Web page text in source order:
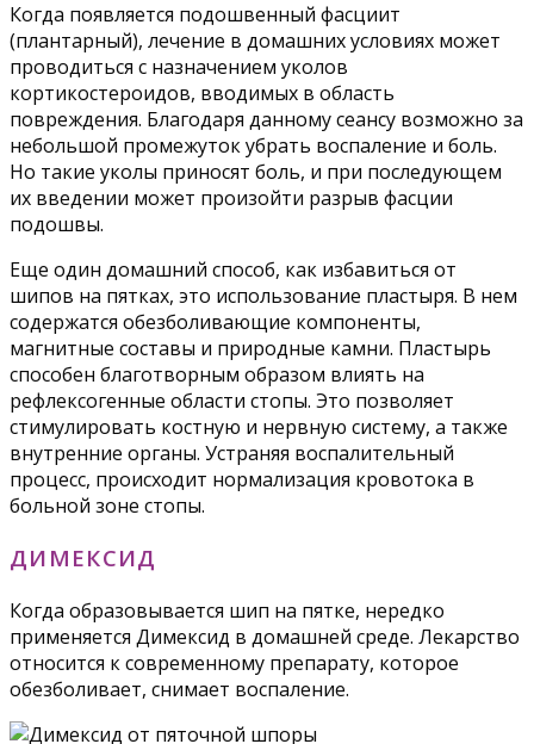
Когда появляется подошвенный фасциит
(плантарный), лечение в домашних условиях может
проводиться с назначением уколов
кортикостероидов, вводимых в область
повреждения. Благодаря данному сеансу возможно за
небольшой промежуток убрать воспаление и боль.
Но такие уколы приносят боль, и при последующем
их введении может произойти разрыв фасции
подошвы.
Еще один домашний способ, как избавиться от
шипов на пятках, это использование пластыря. В нем
содержатся обезболивающие компоненты,
магнитные составы и природные камни. Пластырь
способен благотворным образом влиять на
рефлексогенные области стопы. Это позволяет
стимулировать костную и нервную систему, а также
внутренние органы. Устраняя воспалительный
процесс, происходит нормализация кровотока в
больной зоне стопы.
ДИМЕКСИД
Когда образовывается шип на пятке, нередко
применяется Димексид в домашней среде. Лекарство
относится к современному препарату, которое
обезболивает, снимает воспаление.